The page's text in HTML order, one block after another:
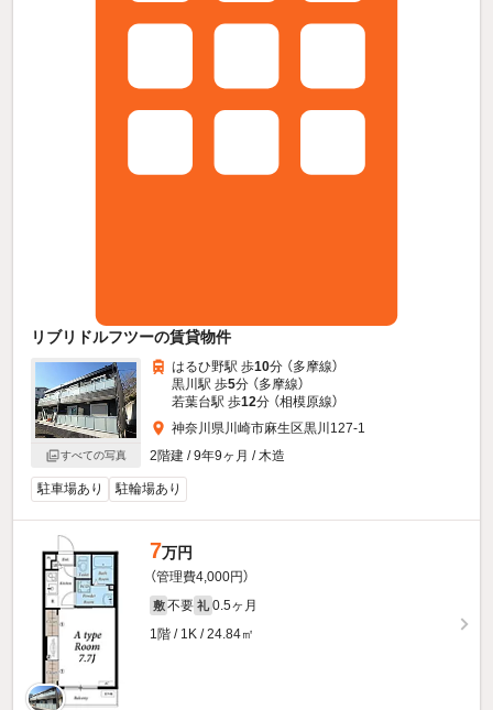
リブリドルフツーの賃貸物件
すべての写真
はるひ野駅 歩10分 （多摩線）
黒川駅 歩5分 （多摩線）
若葉台駅 歩12分 （相模原線）
神奈川県川崎市麻生区黒川127-1
2階建 / 9年9ヶ月 / 木造
駐車場あり 駐輪場あり
7万円
（管理費4,000円）
敷 不要 礼 0.5ヶ月
1階 / 1K / 24.84㎡